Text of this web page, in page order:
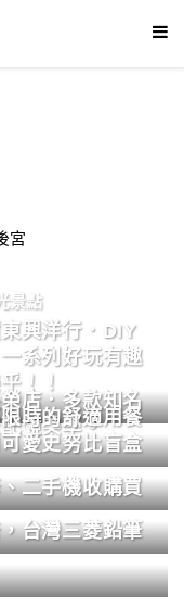
厚-鵝娘的後宮
景點
興洋行．DIY
系列好玩有趣
！！
店．多款知名
鏡美學。
時的舒適用餐
愛史努比盲盒
二手機收購買
台灣三菱鉛筆